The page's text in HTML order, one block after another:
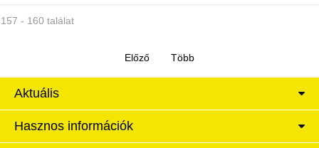
157 - 160 találat
Aktuális
Hasznos információk